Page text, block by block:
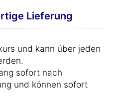
Lieferung
und kann über jeden
sofort nach
und können sofort